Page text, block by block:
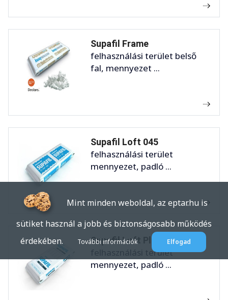
Supafil Frame
felhasználási terület belső
fal, mennyezet ...
Supafil Loft 045
felhasználási terület
mennyezet, padló ...
Supafil Loft Plus
felhasználási terület
mennyezet, padló ...
Mint minden weboldal, az eptar.hu is
sütiket használ a jobb és biztonságosabb működés
érdekében.
További információk Elfogad